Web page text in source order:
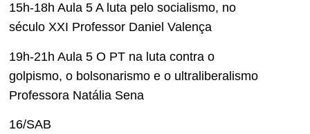
15h-18h Aula 5 A luta pelo socialismo, no
século XXI Professor Daniel Valença
19h-21h Aula 5 O PT na luta contra o
golpismo, o bolsonarismo e o ultraliberalismo
Professora Natália Sena
16/SAB